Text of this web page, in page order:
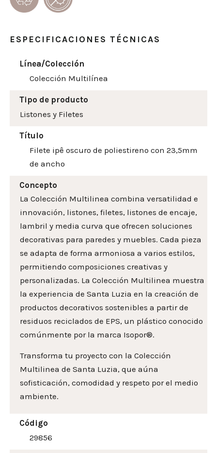
ESPECIFICACIONES TÉCNICAS
Línea/Colección
Colección Multilínea
Tipo de producto
Listones y Filetes
Título
Filete ipê oscuro de poliestireno con 23,5mm
de ancho
Concepto
La Colección Multilinea combina versatilidad e
innovación, listones, filetes, listones de encaje,
lambril y media curva que ofrecen soluciones
decorativas para paredes y muebles. Cada pieza
se adapta de forma armoniosa a varios estilos,
permitiendo composiciones creativas y
personalizadas. La Colección Multilinea muestra
la experiencia de Santa Luzia en la creación de
productos decorativos sostenibles a partir de
residuos reciclados de EPS, un plástico conocido
comúnmente por la marca Isopor®.
Transforma tu proyecto con la Colección
Multilinea de Santa Luzia, que aúna
sofisticación, comodidad y respeto por el medio
ambiente.
Código
29856